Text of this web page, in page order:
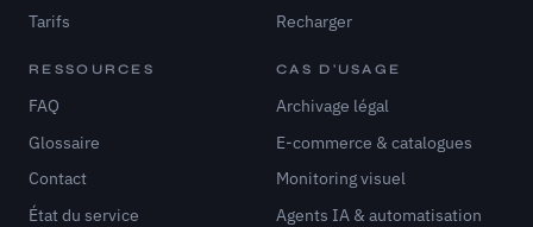
Tarifs
Recharger
RESSOURCES
FAQ
Glossaire
Contact
État du service
CAS D'USAGE
Archivage légal
E-commerce & catalogues
Monitoring visuel
Agents IA & automatisation